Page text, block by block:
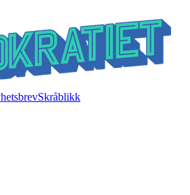
Skråblikk